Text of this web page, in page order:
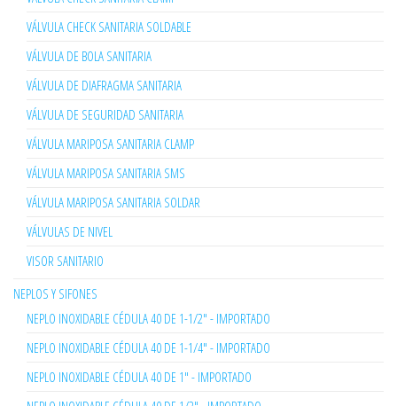
VÁLVULA CHECK SANITARIA SOLDABLE
VÁLVULA DE BOLA SANITARIA
VÁLVULA DE DIAFRAGMA SANITARIA
VÁLVULA DE SEGURIDAD SANITARIA
VÁLVULA MARIPOSA SANITARIA CLAMP
VÁLVULA MARIPOSA SANITARIA SMS
VÁLVULA MARIPOSA SANITARIA SOLDAR
VÁLVULAS DE NIVEL
VISOR SANITARIO
NEPLOS Y SIFONES
NEPLO INOXIDABLE CÉDULA 40 DE 1-1/2" - IMPORTADO
NEPLO INOXIDABLE CÉDULA 40 DE 1-1/4" - IMPORTADO
NEPLO INOXIDABLE CÉDULA 40 DE 1" - IMPORTADO